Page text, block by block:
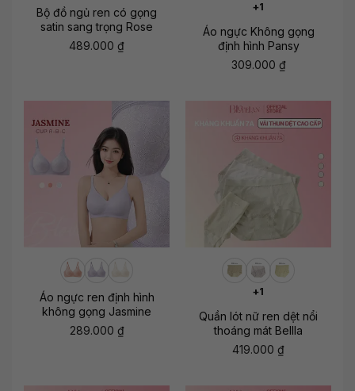
Bộ đồ ngủ ren có gọng
satin sang trọng Rose
489.000 ₫
+1
Áo ngực Không gọng
định hình Pansy
309.000 ₫
Áo ngực ren định hình
không gọng Jasmine
289.000 ₫
+1
Quần lót nữ ren dệt nổi
thoáng mát Bellla
419.000 ₫